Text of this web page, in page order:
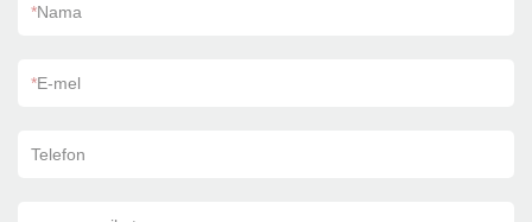
*Nama
*E-mel
Telefon